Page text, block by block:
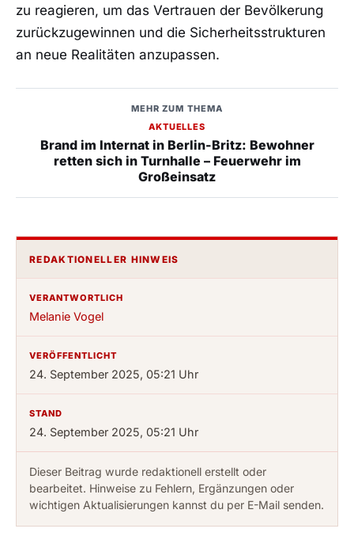
zu reagieren, um das Vertrauen der Bevölkerung
zurückzugewinnen und die Sicherheitsstrukturen
an neue Realitäten anzupassen.
MEHR ZUM THEMA
AKTUELLES
Brand im Internat in Berlin-Britz: Bewohner
retten sich in Turnhalle – Feuerwehr im
Großeinsatz
REDAKTIONELLER HINWEIS
VERANTWORTLICH
Melanie Vogel
VERÖFFENTLICHT
24. September 2025, 05:21 Uhr
STAND
24. September 2025, 05:21 Uhr
Dieser Beitrag wurde redaktionell erstellt oder
bearbeitet. Hinweise zu Fehlern, Ergänzungen oder
wichtigen Aktualisierungen kannst du per E-Mail senden.